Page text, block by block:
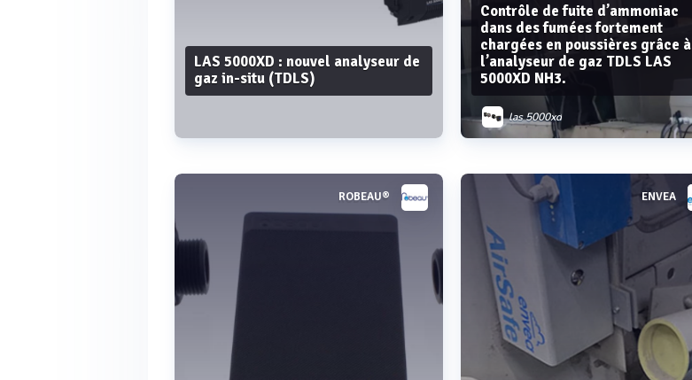
LAS 5000XD : nouvel analyseur de
gaz in-situ (TDLS)
Contrôle de fuite d’ammoniac
dans des fumées fortement
chargées en poussières grâce à
l’analyseur de gaz TDLS LAS
5000XD NH3.
las 5000xd
ROBEAU® ENVEA